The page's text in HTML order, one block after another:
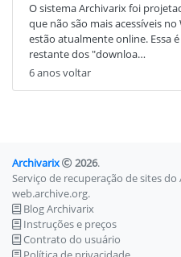
O sistema Archivarix foi
que não são mais acessíveis
estão atualmente online. Essa
restante dos "downloa…
6 anos voltar
Archivarix 2026.
Serviço de recuperação de sites
web.archive.org.
Blog Archivarix
Instruções e preços
Contrato do usuário